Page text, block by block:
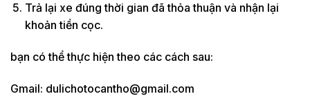
Trả lại xe đúng thời gian đã thỏa thuận và nhận lại
khoản tiền cọc.
bạn có thể thực hiện theo các cách sau:
Gmail: dulichotocantho@gmail.com